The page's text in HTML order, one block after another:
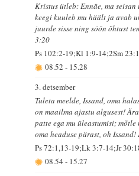
Kristus ütleb: Ennäe, ma
keegi kuuleb mu häält ja avab
juurde sisse ning söön õhtust
3:20
Ps 102:2-19;Kl 1:9-14;2Sm
08.52- 15.28
3. detsember
Tuleta meelde, Issand, oma
on maailma ajastu algusest!
patte ega mu üleastumisi;
oma headuse pärast, oh Issand!
Ps 72:1,13-19;Lk 3:7-14;Jr
08.54- 15.27